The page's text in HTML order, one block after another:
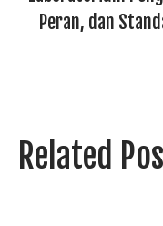
Peran, dan
Related